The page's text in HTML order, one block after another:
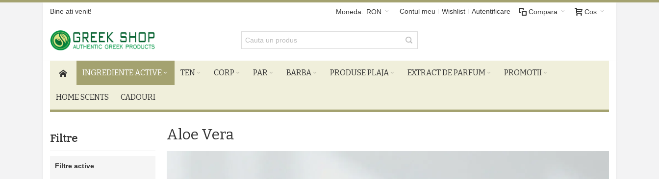
Bine ati venit! Cos
Compara
Contul meu Wishlist Autentificare
Moneda: RON
INGREDIENTE ACTIVE TEN CORP PAR BARBA PRODUSE PLAJA EXTRACT DE PARFUM PROMOTII
HOME SCENTS CADOURI
Aloe Vera
Filtre
Filtre active